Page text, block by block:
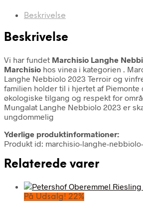
Beskrivelse
Beskrivelse
Vi har fundet Marchisio Langhe
Marchisio hos vinea i kategorien .
Langhe Nebbiolo 2023 Terroir og
familien holder til i hjertet af
økologiske tilgang og respekt for
Mungalat Langhe Nebbiolo 2023 er
ungdommelig
Yderlige produktinformationer:
Produkt id: marchisio-langhe-
Relaterede varer
På Udsalg! 22%